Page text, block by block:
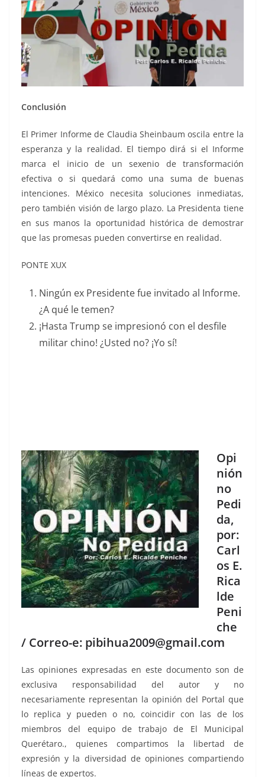
Conclusión
El Primer Informe de Claudia Sheinbaum oscila entre la
esperanza y la realidad. El tiempo dirá si el Informe
marca el inicio de un sexenio de transformación
efectiva o si quedará como una suma de buenas
intenciones. México necesita soluciones inmediatas,
pero también visión de largo plazo. La Presidenta tiene
en sus manos la oportunidad histórica de demostrar
que las promesas pueden convertirse en realidad.
PONTE XUX
Ningún ex Presidente fue invitado al Informe.
¿A qué le temen?
¡Hasta Trump se impresionó con el desfile
militar chino! ¿Usted no? ¡Yo sí!
Opi
nión
no
Pedi
da,
por:
Carl
os E.
Rica
lde
Peni
che
/ Correo-e: pibihua2009@gmail.com
Las opiniones expresadas en este documento son de
exclusiva responsabilidad del autor y no
necesariamente representan la opinión del Portal que
lo replica y pueden o no, coincidir con las de los
miembros del equipo de trabajo de El Municipal
Querétaro., quienes compartimos la libertad de
expresión y la diversidad de opiniones compartiendo
líneas de expertos.